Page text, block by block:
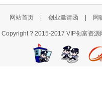
网站首页 创业邀请函 网
Copyright ? 2015-2017 VIP创富资源